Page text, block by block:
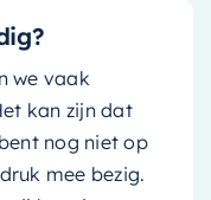
we vaak
kan zijn dat
nog niet op
mee bezig.